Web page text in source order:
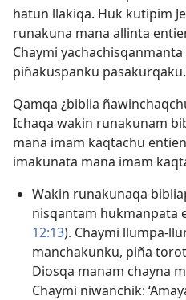
hatun llakiqa. Huk kutipim
runakuna mana allinta
Chaymi
piñakuspanku pasakurqaku.
Qamqa ¿biblia
Ichaqa wakin runakunam
mana imam kaqtachu
imakunata mana imam
Wakin runakunaqa
nisqantam hukmanpata
12:13). Chaymi llumpa-
manchakunku, piña
Diosqa manam chayna
Chaymi niwanchik: